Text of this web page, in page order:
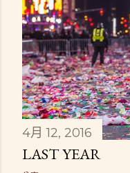
4月 12, 2016
LAST YEAR